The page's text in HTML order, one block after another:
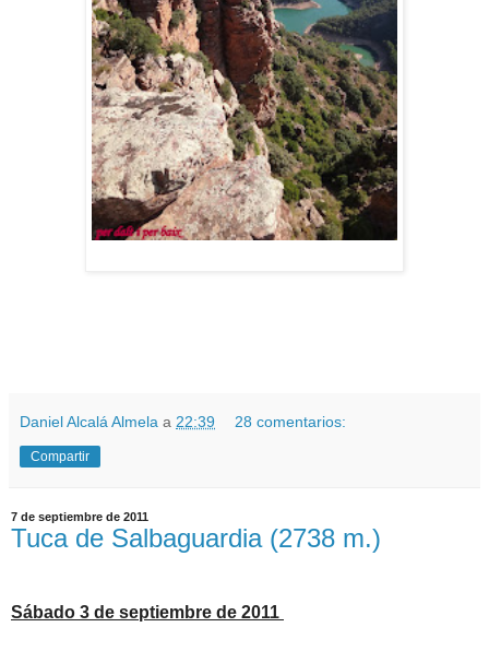
Daniel Alcalá Almela a 22:39 28 comentarios:
Compartir
7 de septiembre de 2011
Tuca de Salbaguardia (2738 m.)
Sábado 3 de septiembre de 2011